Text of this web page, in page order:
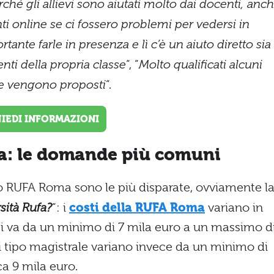
gli allievi sono aiutati molto dai docenti,
online se ci fossero problemi per vedersi in
farle in presenza e lì c’è un aiuto diretto sia
della propria classe“, “Molto qualificati alcuni
vengono proposti“.
INFORMAZIONI
le domande più comuni
Roma sono le più disparate, ovviamente la
Rufa?“: i costi della RUFA Romavariano in
va da un minimo di 7 mila euro a un massimo
tipo magistrale variano invece da un minimo di
9 mila euro.